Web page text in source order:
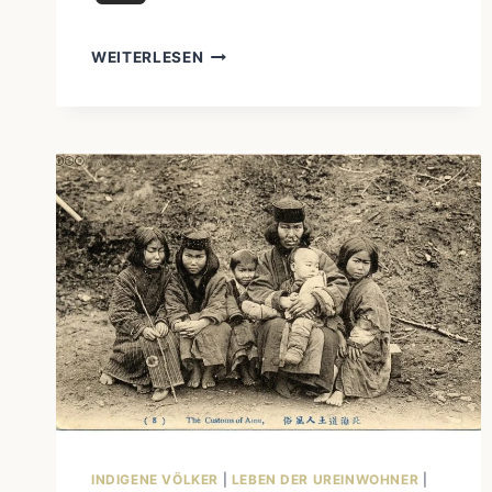
WEITERLESEN POWWOWS
EINTAUCHEN
IN
DIE
WELT
DER
INDIGENEN
VÖLKER
INDIGENE VÖLKER LEBEN DER UREINWOHNER